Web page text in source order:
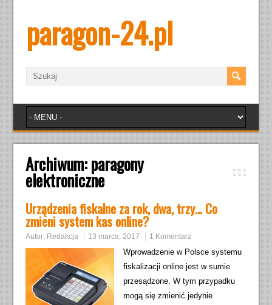
paragon-24.pl
Archiwum:paragony
elektroniczne
Urządzenia fiskalne za rok, dwa, trzy… Co
zmieni system kas online?
Autor: Redakcja 13 marca, 2017 1 Komentarz
Wprowadzenie w Polsce systemu
fiskalizacji online jest w sumie
przesądzone. W tym przypadku
mogą się zmienić jedynie